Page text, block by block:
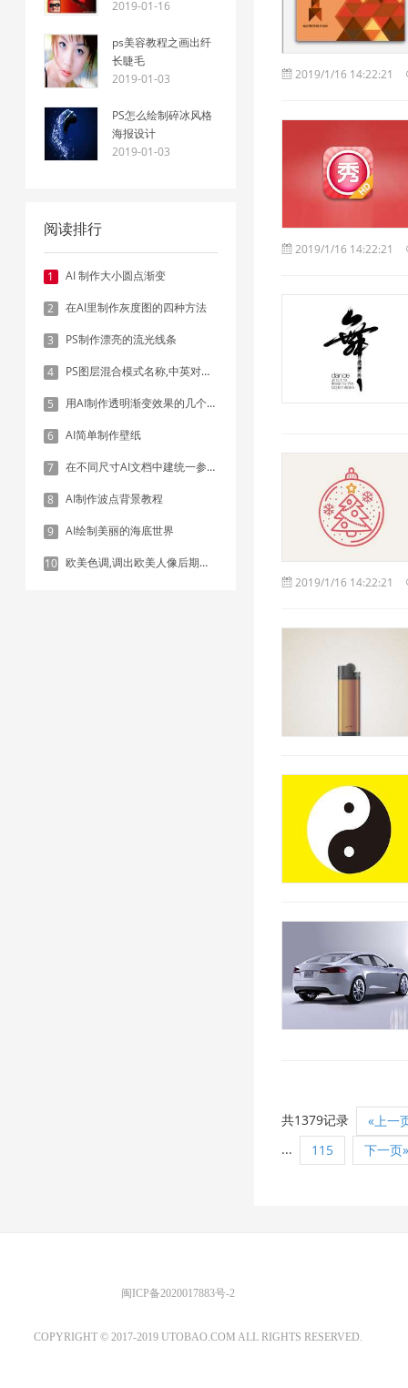
2019-01-16
ps美容教程之画出纤
长睫毛
2019-01-03
PS怎么绘制碎冰风格
海报设计
2019-01-03
阅读排行
1 AI 制作大小圆点渐变
2 在AI里制作灰度图的四种方法
3 PS制作漂亮的流光线条
4 PS图层混合模式名称,中英对照表
5 用AI制作透明渐变效果的几个方法
6 AI简单制作壁纸
7 在不同尺寸AI文档中建统一参考线 - 方法1：对齐和分布
8 AI制作波点背景教程
9 AI绘制美丽的海底世界
10 欧美色调,调出欧美人像后期色调实例
2019/1/16 14:22:21
2019/1/16 14:22:21
2019/1/16 14:22:21
共1379记录
«上一
...
115 下一页»
闽ICP备2020017883号-2
COPYRIGHT © 2017-2019 UTOBAO.COM ALL RIGHTS RESERVED.